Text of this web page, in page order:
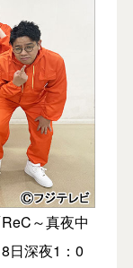
～真夜中
日深夜1：0